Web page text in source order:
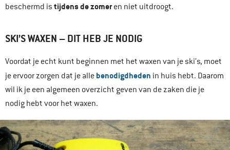
beschermd is tijdens de zomeren niet uitdroogt.
SKI’S WAXEN – DIT HEB JE NODIG
Voordat je echt kunt beginnen met het waxen van je ski’s, moet
je ervoor zorgen dat je alle benodigdheden in huis hebt. Daarom
wil ik je een algemeen overzicht geven van de zaken die je
nodig hebt voor het waxen.